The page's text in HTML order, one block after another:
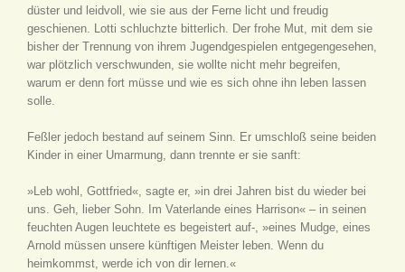
düster und leidvoll, wie sie aus der Ferne licht und freudig
geschienen. Lotti schluchzte bitterlich. Der frohe Mut, mit dem sie
bisher der Trennung von ihrem Jugendgespielen entgegengesehen,
war plötzlich verschwunden, sie wollte nicht mehr begreifen,
warum er denn fort müsse und wie es sich ohne ihn leben lassen
solle.
Feßler jedoch bestand auf seinem Sinn. Er umschloß seine beiden
Kinder in einer Umarmung, dann trennte er sie sanft:
»Leb wohl, Gottfried«, sagte er, »in drei Jahren bist du wieder bei
uns. Geh, lieber Sohn. Im Vaterlande eines Harrison« – in seinen
feuchten Augen leuchtete es begeistert auf-, »eines Mudge, eines
Arnold müssen unsere künftigen Meister leben. Wenn du
heimkommst, werde ich von dir lernen.«